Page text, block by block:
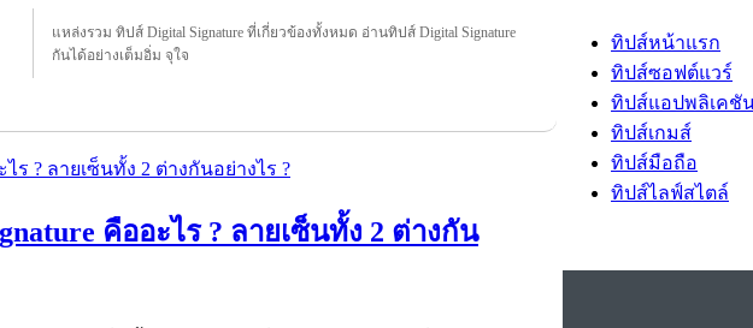
แหล่งรวม ทิปส์ Digital Signature ที่เกี่ยวข้องทั้งหมด อ่านทิปส์ Digital Signature
กันได้อย่างเต็มอิ่ม จุใจ
คืออะไร ? ลายเซ็นทั้ง 2 ต่างกัน
ทิปส์หน้าแรก
ทิปส์ซอฟต์แวร์
ทิปส์แอปพลิเคชั
ทิปส์เกมส์
ทิปส์มือถือ
ทิปส์ไลฟ์สไตล์